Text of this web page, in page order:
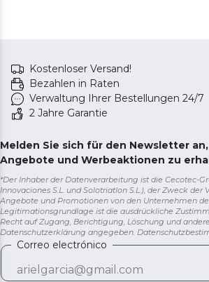
Kostenloser Versand!
Bezahlen in Raten
Verwaltung Ihrer Bestellungen 24/7
2 Jahre Garantie
Melden Sie sich für den Newsletter
Angebote und Werbeaktionen zu
*Der Inhaber der Datenverarbeitung ist die Cecotec-
Innovaciones S.L. und Solotriatlon S.L.), der Zweck der
Angebote und Promotionen von den Unternehmen
Legitimationsgrundlage ist die ausdrückliche
Recht auf Zugang, Berichtigung, Löschung und
Datenschutzerklärung angegeben.
Correo electrónico